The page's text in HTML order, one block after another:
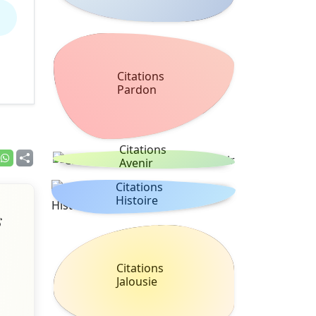
Citations
Pardon
Citations
Avenir
Citations
Histoire
Citations
Jalousie